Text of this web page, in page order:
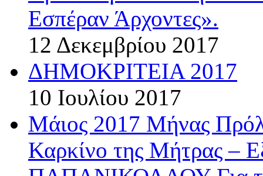
Εσπέραν Άρχοντες».
12 Δεκεμβρίου 2017
ΔΗΜΟΚΡΙΤΕΙΑ 2017
10 Ιουλίου 2017
Μάιος 2017 Μήνας
Καρκίνο της Μήτρας –